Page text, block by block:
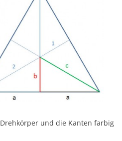
und die Kanten farbig